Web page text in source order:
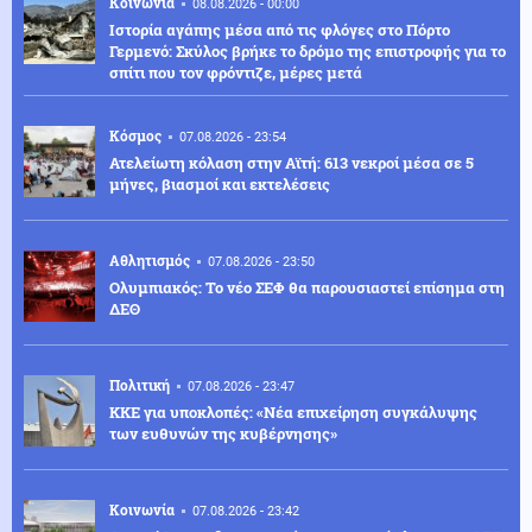
08.08.2026 - 00:00
Ιστορία αγάπης μέσα από τις φλόγες στο Πόρτο
Γερμενό: Σκύλος βρήκε το δρόμο της επιστροφής για το
σπίτι που τον φρόντιζε, μέρες μετά
Κόσμος 07.08.2026 - 23:54
Ατελείωτη κόλαση στην Αϊτή: 613 νεκροί μέσα σε 5
μήνες, βιασμοί και εκτελέσεις
Αθλητισμός 07.08.2026 - 23:50
Ολυμπιακός: Το νέο ΣΕΦ θα παρουσιαστεί επίσημα στη
ΔΕΘ
Πολιτική 07.08.2026 - 23:47
ΚΚΕ για υποκλοπές: «Νέα επιχείρηση συγκάλυψης
των ευθυνών της κυβέρνησης»
Κοινωνία 07.08.2026 - 23:42